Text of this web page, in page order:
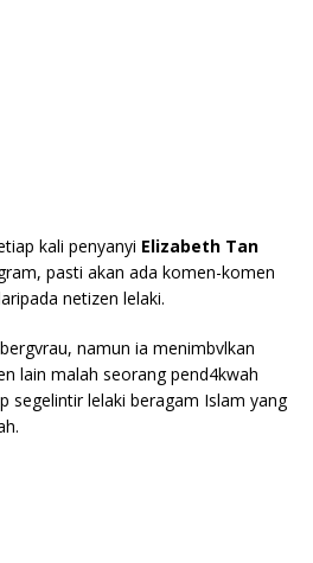
kali penyanyi Elizabeth Tan
pasti akan ada komen-komen
netizen lelaki.
namun ia menimbvlkan
lain malah seorang pend4kwah
segelintir lelaki beragam Islam yang